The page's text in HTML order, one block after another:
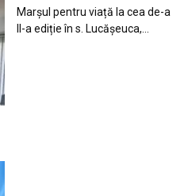
Marșul pentru viață la cea de-a
II-a ediție în s. Lucășeuca,...